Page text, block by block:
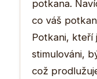
potkana.
co váš
Potkani, kteří
stimulováni,
což